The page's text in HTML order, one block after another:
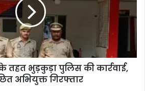
तहत भुड़कुड़ा पुलिस की कार्रवाई,
अभियुक्त गिरफ्तार